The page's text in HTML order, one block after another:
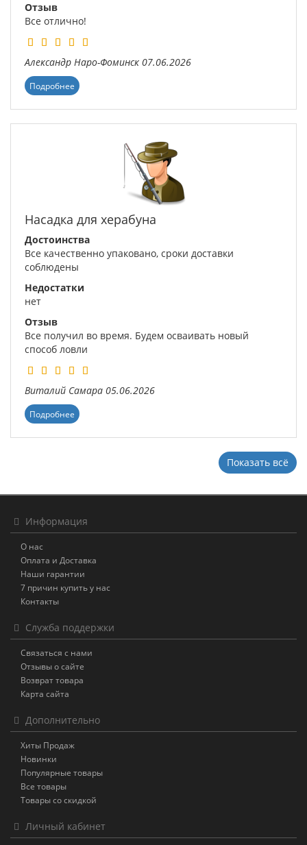
Отзыв
Все отлично!
Александр Наро-Фоминск 07.06.2026
Подробнее
Насадка для херабуна
Достоинства
Все качественно упаковано, сроки доставки
соблюдены
Недостатки
нет
Отзыв
Все получил во время. Будем осваивать новый
способ ловли
Виталий Самара 05.06.2026
Подробнее
Показать всё
Информация
О нас
Оплата и Доставка
Наши гарантии
7 причин купить у нас
Контакты
Служба поддержки
Связаться с нами
Отзывы о сайте
Возврат товара
Карта сайта
Дополнительно
Хиты Продаж
Новинки
Популярные товары
Все товары
Товары со скидкой
Личный кабинет